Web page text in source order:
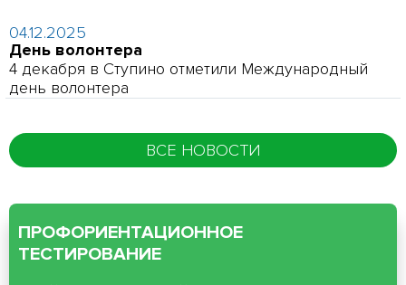
04.12.2025
День волонтера
4 декабря в Ступино отметили Международный
день волонтера
ВСЕ НОВОСТИ
ПРОФОРИЕНТАЦИОННОЕ
ТЕСТИРОВАНИЕ